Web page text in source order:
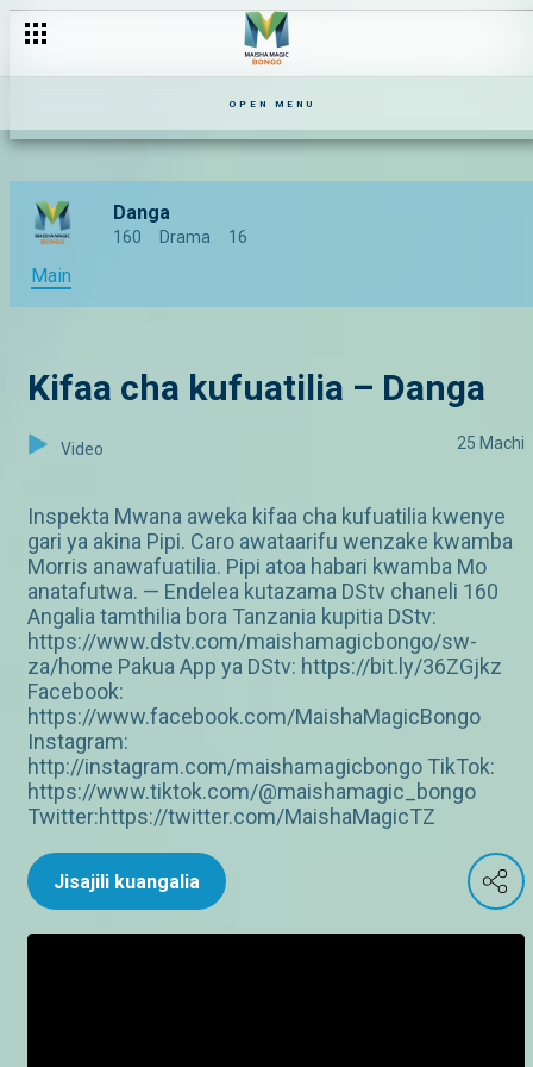
OPEN MENU
Danga
160 Drama 16
Main
Kifaa cha kufuatilia – Danga
Video 25 Machi
Inspekta Mwana aweka kifaa cha kufuatilia kwenye
gari ya akina Pipi. Caro awataarifu wenzake kwamba
Morris anawafuatilia. Pipi atoa habari kwamba Mo
anatafutwa. — Endelea kutazama DStv chaneli 160
Angalia tamthilia bora Tanzania kupitia DStv:
https://www.dstv.com/maishamagicbongo/sw-
za/home Pakua App ya DStv: https://bit.ly/36ZGjkz
Facebook:
https://www.facebook.com/MaishaMagicBongo
Instagram:
http://instagram.com/maishamagicbongo TikTok:
https://www.tiktok.com/@maishamagic_bongo
Twitter:https://twitter.com/MaishaMagicTZ
Jisajili kuangalia